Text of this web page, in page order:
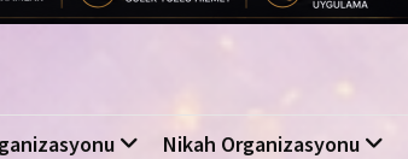
Nikah Organizasyonu